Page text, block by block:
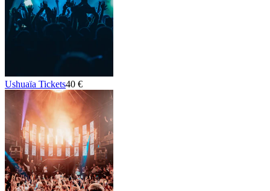
Ushuaïa Tickets40 €